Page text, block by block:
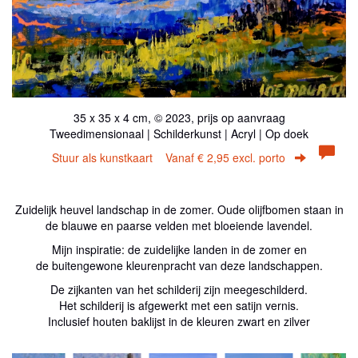
35 x 35 x 4 cm, © 2023, prijs op aanvraag
Tweedimensionaal | Schilderkunst | Acryl | Op doek
Stuur als kunstkaart Vanaf € 2,95 excl. porto
Zuidelijk heuvel landschap in de zomer. Oude olijfbomen staan in
de blauwe en paarse velden met bloeiende lavendel.
Mijn inspiratie: de zuidelijke landen in de zomer en
de buitengewone kleurenpracht van deze landschappen.
De zijkanten van het schilderij zijn meegeschilderd.
Het schilderij is afgewerkt met een satijn vernis.
Inclusief houten baklijst in de kleuren zwart en zilver